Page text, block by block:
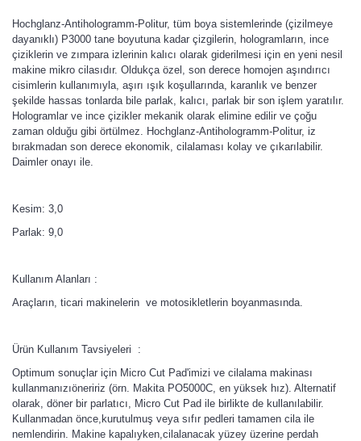
Hochglanz-Antihologramm-Politur, tüm boya sistemlerinde (çizilmeye
dayanıklı) P3000 tane boyutuna kadar çizgilerin, hologramların, ince
çiziklerin ve zımpara izlerinin kalıcı olarak giderilmesi için en yeni nesil
makine mikro cilasıdır. Oldukça özel, son derece homojen aşındırıcı
cisimlerin kullanımıyla, aşırı ışık koşullarında, karanlık ve benzer
şekilde hassas tonlarda bile parlak, kalıcı, parlak bir son işlem yaratılır.
Hologramlar ve ince çizikler mekanik olarak elimine edilir ve çoğu
zaman olduğu gibi örtülmez. Hochglanz-Antihologramm-Politur, iz
bırakmadan son derece ekonomik, cilalaması kolay ve çıkarılabilir.
Daimler onayı ile.
Kesim: 3,0
Parlak: 9,0
Kullanım Alanları :
Araçların, ticari makinelerin ve motosikletlerin boyanmasında.
Ürün Kullanım Tavsiyeleri :
Optimum sonuçlar için Micro Cut Pad'imizi ve cilalama makinası
kullanmanızıöneririz (örn. Makita PO5000C, en yüksek hız). Alternatif
olarak, döner bir parlatıcı, Micro Cut Pad ile birlikte de kullanılabilir.
Kullanmadan önce,kurutulmuş veya sıfır pedleri tamamen cila ile
nemlendirin. Makine kapalıyken,cilalanacak yüzey üzerine perdah